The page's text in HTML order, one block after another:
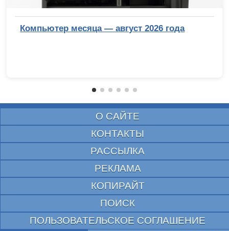
Компьютер месяца — август 2026 года
О САЙТЕ
КОНТАКТЫ
РАССЫЛКА
РЕКЛАМА
КОПИРАЙТ
ПОИСК
ПОЛЬЗОВАТЕЛЬСКОЕ СОГЛАШЕНИЕ